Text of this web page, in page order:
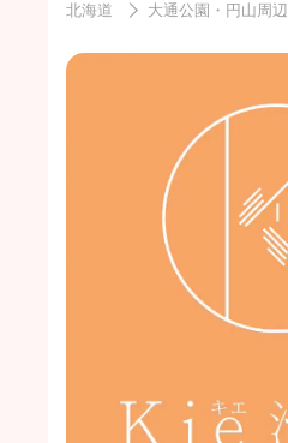
北海道
大通公園・円山周辺